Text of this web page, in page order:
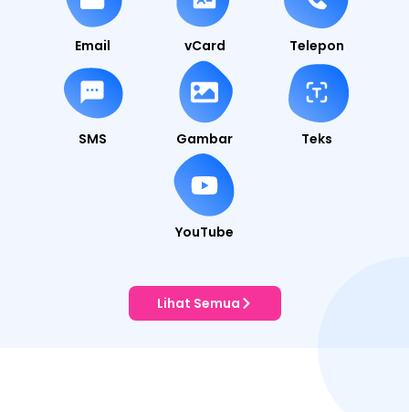
Email vCard Telepon
SMS Gambar Teks
YouTube
Lihat Semua